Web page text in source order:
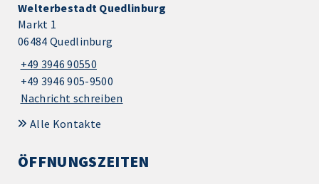
Welterbestadt Quedlinburg
Markt 1
06484 Quedlinburg
+49 3946 90550
+49 3946 905-9500
Nachricht schreiben
Alle Kontakte
ÖFFNUNGSZEITEN